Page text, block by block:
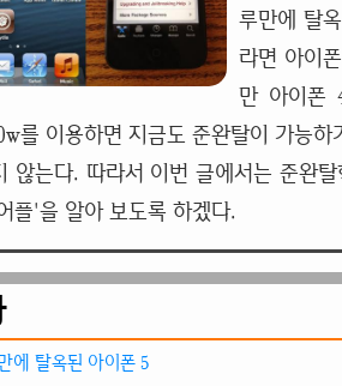
루만에 탈
라면 아이
만 아이폰
를 이용하면 지금도 준완탈이 가능
않는다. 따라서 이번 글에서는 준완
플'을 알아 보도록 하겠다.
에 탈옥된 아이폰 5